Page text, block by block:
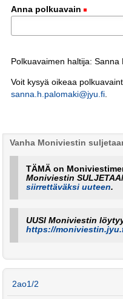
Anna polkuavain
Polkuavaimen haltija: Sanna
Voit kysyä oikeaa
sanna.h.palomaki@jyu.fi.
Vanha Moniviestin
TÄMÄ on
Moniviestin
siirrettäväksi uuteen.
UUSI Moniviestin
https://
2ao1/2